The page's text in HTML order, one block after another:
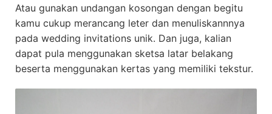
Atau gunakan undangan kosongan dengan begitu
kamu cukup merancang leter dan menuliskannnya
pada wedding invitations unik. Dan juga, kalian
dapat pula menggunakan sketsa latar belakang
beserta menggunakan kertas yang memiliki tekstur.